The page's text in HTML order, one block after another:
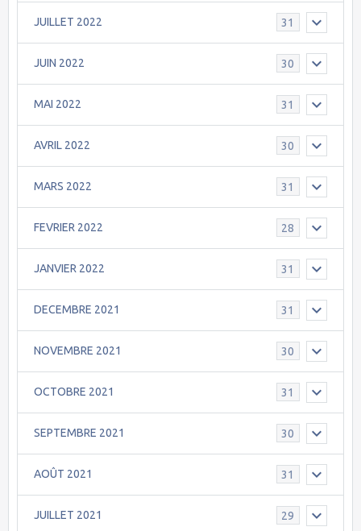
JUILLET 2022 31
JUIN 2022 30
MAI 2022 31
AVRIL 2022 30
MARS 2022 31
FEVRIER 2022 28
JANVIER 2022 31
DECEMBRE 2021 31
NOVEMBRE 2021 30
OCTOBRE 2021 31
SEPTEMBRE 2021 30
AOÛT 2021 31
JUILLET 2021 29